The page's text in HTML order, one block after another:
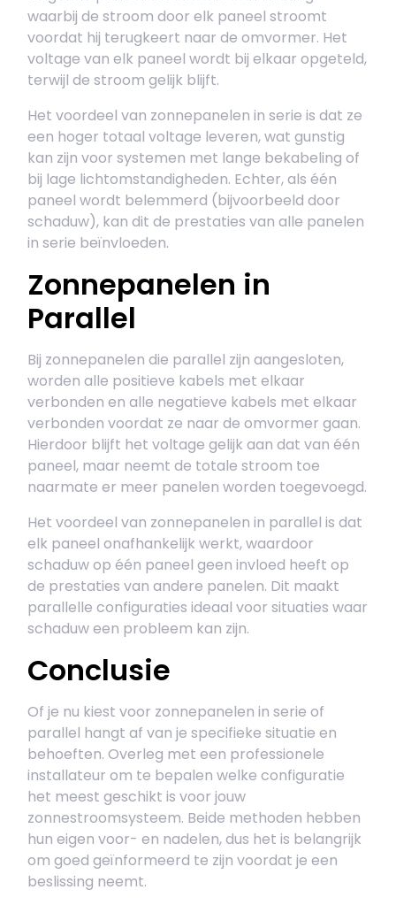
waarbij de stroom door elk paneel stroomt
voordat hij terugkeert naar de omvormer. Het
voltage van elk paneel wordt bij elkaar opgeteld,
terwijl de stroom gelijk blijft.
Het voordeel van zonnepanelen in serie is dat ze
een hoger totaal voltage leveren, wat gunstig
kan zijn voor systemen met lange bekabeling of
bij lage lichtomstandigheden. Echter, als één
paneel wordt belemmerd (bijvoorbeeld door
schaduw), kan dit de prestaties van alle panelen
in serie beïnvloeden.
Zonnepanelen in
Parallel
Bij zonnepanelen die parallel zijn aangesloten,
worden alle positieve kabels met elkaar
verbonden en alle negatieve kabels met elkaar
verbonden voordat ze naar de omvormer gaan.
Hierdoor blijft het voltage gelijk aan dat van één
paneel, maar neemt de totale stroom toe
naarmate er meer panelen worden toegevoegd.
Het voordeel van zonnepanelen in parallel is dat
elk paneel onafhankelijk werkt, waardoor
schaduw op één paneel geen invloed heeft op
de prestaties van andere panelen. Dit maakt
parallelle configuraties ideaal voor situaties waar
schaduw een probleem kan zijn.
Conclusie
Of je nu kiest voor zonnepanelen in serie of
parallel hangt af van je specifieke situatie en
behoeften. Overleg met een professionele
installateur om te bepalen welke configuratie
het meest geschikt is voor jouw
zonnestroomsysteem. Beide methoden hebben
hun eigen voor- en nadelen, dus het is belangrijk
om goed geïnformeerd te zijn voordat je een
beslissing neemt.